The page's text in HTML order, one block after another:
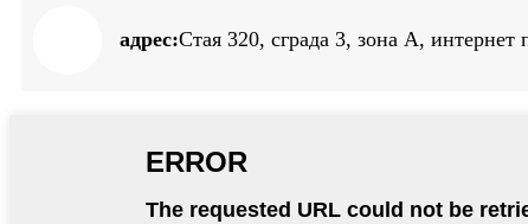
адрес:Стая 320, сграда 3, зона A,